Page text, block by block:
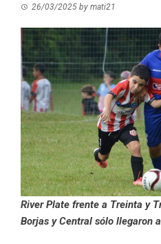
26/03/2025 by mati21
River Plate frente a Treinta y
Borjas y Central sólo llegaron